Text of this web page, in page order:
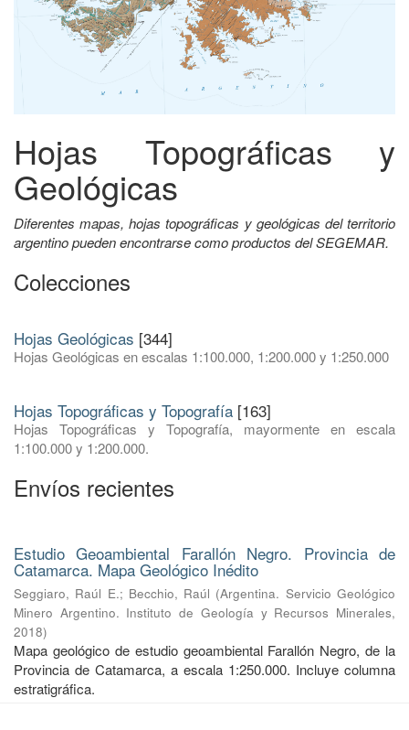
Hojas Topográficas y
Geológicas
Diferentes mapas, hojas topográficas y geológicas del territorio
argentino pueden encontrarse como productos del SEGEMAR.
Colecciones
Hojas Geológicas [344]
Hojas Geológicas en escalas 1:100.000, 1:200.000 y 1:250.000
Hojas Topográficas y Topografía [163]
Hojas Topográficas y Topografía, mayormente en escala
1:100.000 y 1:200.000.
Envíos recientes
Estudio Geoambiental Farallón Negro. Provincia de
Catamarca. Mapa Geológico Inédito
Seggiaro, Raúl E.; Becchio, Raúl (Argentina. Servicio Geológico
Minero Argentino. Instituto de Geología y Recursos Minerales,
2018)
Mapa geológico de estudio geoambiental Farallón Negro, de la
Provincia de Catamarca, a escala 1:250.000. Incluye columna
estratigráfica.